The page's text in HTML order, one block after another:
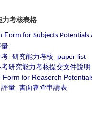
力考核表格
Form for Subjects Potentials
量
_研究能力考核_paper list
研究能力考核提交文件說明
Form for Reaserch
量_書面審查申請表